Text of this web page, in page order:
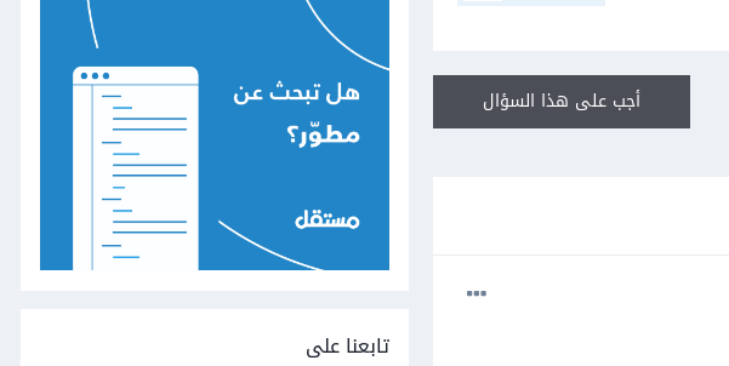
أجب على هذا السؤال
تابعنا على